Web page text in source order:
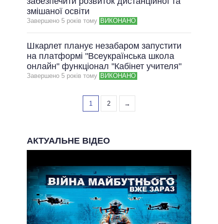
змішаної освіти
Завершено 5 рокiв тому ВИКОНАНО
Шкарлет планує незабаром запустити
на платформі "Всеукраїнська школа
онлайн" функціонал "Кабінет учителя"
Завершено 5 рокiв тому ВИКОНАНО
1 2 →
АКТУАЛЬНЕ ВІДЕО